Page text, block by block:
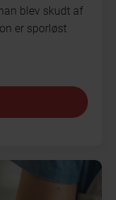
blev skudt af
er sporløst